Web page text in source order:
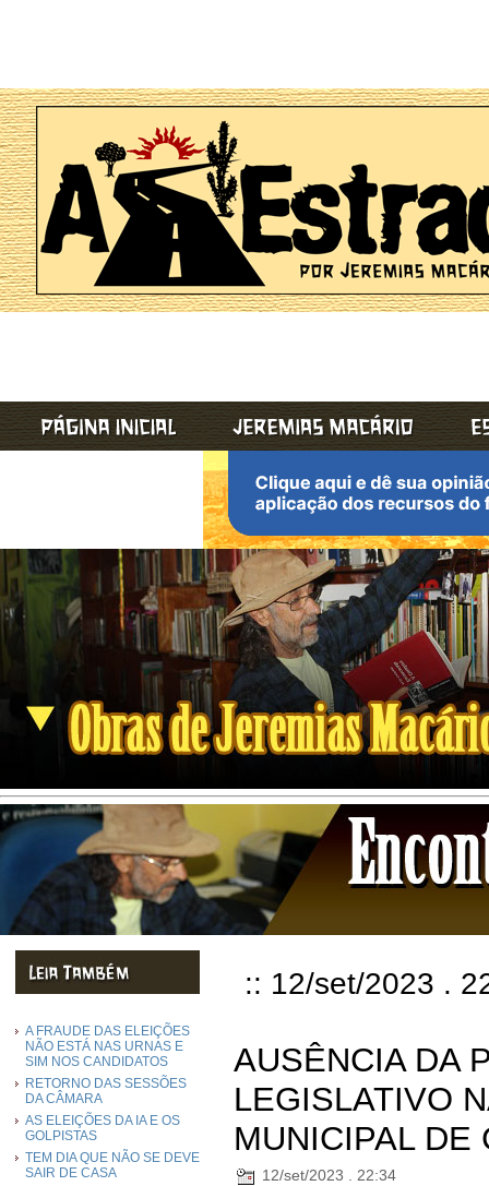
A FRAUDE DAS ELEIÇÕES
NÃO ESTÁ NAS URNAS E
SIM NOS CANDIDATOS
RETORNO DAS SESSÕES
DA CÂMARA
AS ELEIÇÕES DA IA E OS
GOLPISTAS
TEM DIA QUE NÃO SE DEVE
SAIR DE CASA
:: 12/set/2023 .
AUSÊNCIA DA
LEGISLATIVO
MUNICIPAL DE
12/set/2023 . 22:34